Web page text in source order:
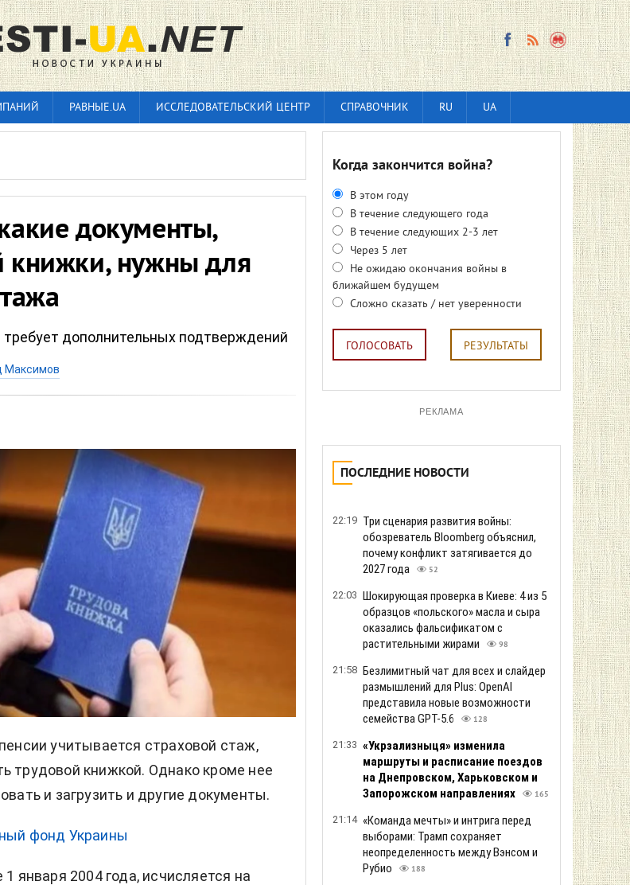
РАВНЫЕ.UA ИССЛЕДОВАТЕЛЬСКИЙ ЦЕНТР СПРАВОЧНИК RU UA
документы,
книжки, нужны для
дополнительных подтверждений
Максимов
учитывается страховой стаж,
трудовой книжкой. Однако кроме нее
и загрузить и другие документы.
фонд Украины
января 2004 года, исчисляется на
Когда закончится война?
В этом году
В течение следующего года
В течение следующих 2-3 лет
Через 5 лет
Не ожидаю окончания войны в
ближайшем будущем
Сложно сказать / нет уверенности
ГОЛОСОВАТЬ РЕЗУЛЬТАТЫ
РЕКЛАМА
ПОСЛЕДНИЕ НОВОСТИ
22:19 Три сценария развития войны:
обозреватель Bloomberg объяснил,
почему конфликт затягивается до
2027 года
52
22:03 Шокирующая проверка в Киеве: 4 из 5
образцов «польского» масла и сыра
оказались фальсификатом с
растительными жирами
98
21:58 Безлимитный чат для всех и слайдер
размышлений для Plus: OpenAI
представила новые возможности
семейства GPT-5.6
128
21:33 «Укрзализныця» изменила
маршруты и расписание поездов
на Днепровском, Харьковском и
Запорожском направлениях
165
21:14 «Команда мечты» и интрига перед
выборами: Трамп сохраняет
неопределенность между Вэнсом и
Рубио
188